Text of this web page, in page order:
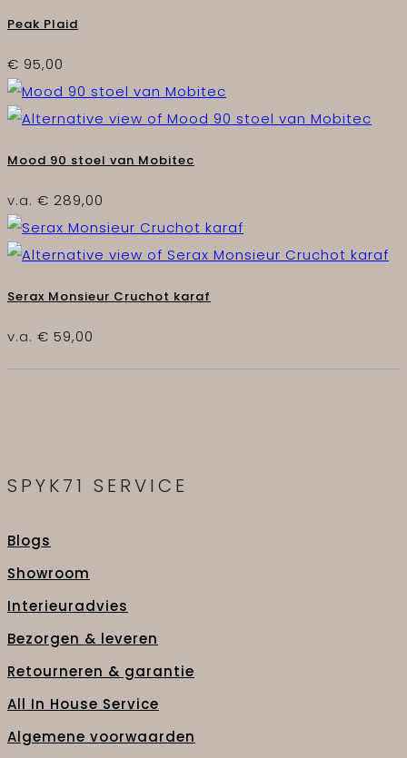
Peak Plaid
€ 95,00
Mood 90 stoel van Mobitec
v.a. € 289,00
Serax Monsieur Cruchot karaf
v.a. € 59,00
SPYK71 SERVICE
Blogs
Showroom
Interieuradvies
Bezorgen & leveren
Retourneren & garantie
All In House Service
Algemene voorwaarden